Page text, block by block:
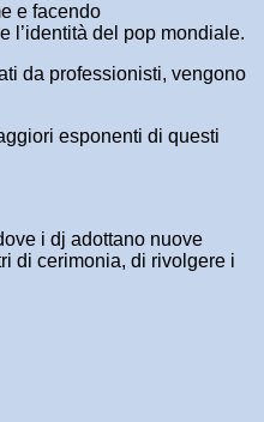
e facendo
l’identità del pop mondiale.
da professionisti, vengono
esponenti di questi
i dj adottano nuove
di cerimonia, di rivolgere i